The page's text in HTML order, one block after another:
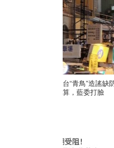
台“青鳥”造謠缺
算，藍委打臉